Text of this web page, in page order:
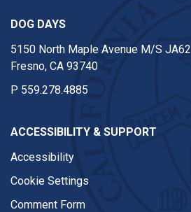
DOG DAYS
5150 North Maple Avenue M/S JA62
Fresno, CA 93740
P 559.278.4885
ACCESSIBILITY & SUPPORT
Accessibility
Cookie Settings
Comment Form